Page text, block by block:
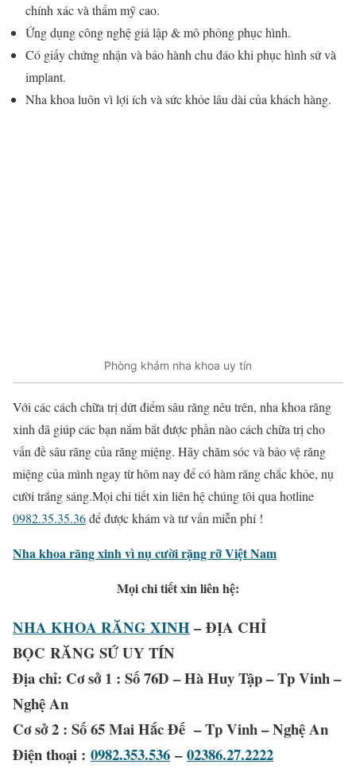
chính xác và thẩm mỹ cao.
Ứng dụng công nghệ giả lập & mô phỏng phục hình.
Có giấy chứng nhận và bảo hành chu đáo khi phục hình sứ và
implant.
Nha khoa luôn vì lợi ích và sức khỏe lâu dài của khách hàng.
Phòng khám nha khoa uy tín
Với các cách chữa trị dứt điểm sâu răng nêu trên, nha khoa răng
xinh đã giúp các bạn nắm bắt được phần nào cách chữa trị cho
vấn đề sâu răng của răng miệng. Hãy chăm sóc và bảo vệ răng
miệng của mình ngay từ hôm nay để có hàm răng chắc khỏe, nụ
cười trắng sáng.Mọi chi tiết xin liên hệ chúng tôi qua hotline
0982.35.35.36để được khám và tư vấn miễn phí !
Nha khoa răng xinh vì nụ cười rặng rỡ Việt Nam
Mọi chi tiết xin liên hệ:
NHA KHOA RĂNG XINH – ĐỊA CHỈ
BỌC RĂNG SỨ UY TÍN
Địa chỉ: Cơ sở 1 : Số 76D – Hà Huy Tập – Tp Vinh –
Nghệ An
Cơ sở 2 : Số 65 Mai Hắc Đế – Tp Vinh – Nghệ An
Điện thoại : 0982.353.536 –02386.27.2222